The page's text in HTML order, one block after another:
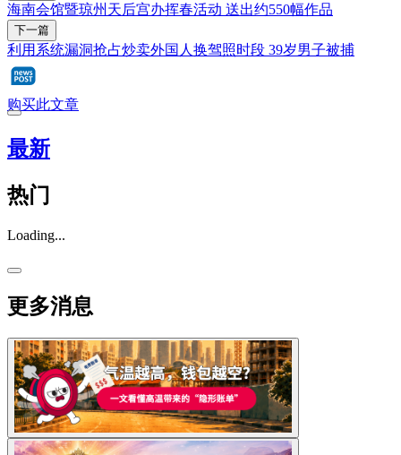
海南会馆暨琼州天后宫办挥春活动 送出约550幅作品
下一篇
利用系统漏洞抢占炒卖外国人换驾照时段 39岁男子被捕
购买此文章
最新
热门
Loading...
更多消息